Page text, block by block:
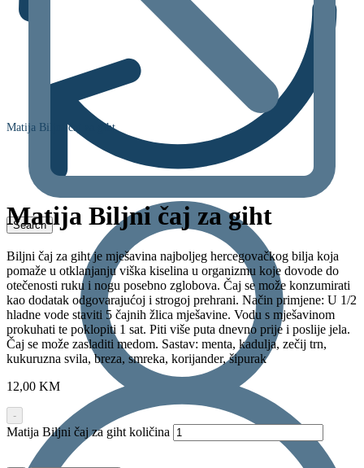
Matija Biljni čaj za giht
Matija Biljni čaj za giht
Biljni čaj za giht je mješavina najboljeg hercegovačkog bilja koja
pomaže u otklanjanju viška kiselina u organizmu koje dovode do
otečenosti ruku i nogu posebno zglobova. Čaj se može konzumirati
kao dodatak odgovarajućoj i strogoj prehrani. Način primjene: U 1/2
hladne vode staviti 5 čajnih žlica mješavine. Vodu s mješavinom
prokuhati te poklopiti 1 sat. Piti više puta dnevno prije i poslije jela.
Čaj se može zasladiti medom. Sastav: menta, kadulja, zečij trn,
kukuruzna svila, breza, smreka, korijander, šipurak
12,00 KM
-
Matija Biljni čaj za giht količina